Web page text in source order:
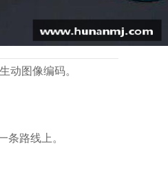
动图像编码。
条路线上。